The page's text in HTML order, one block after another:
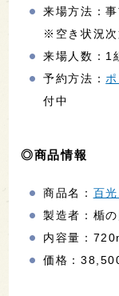
来場方法：
※空き状況次
来場人数：1
予約方法：
付中
◎商品情報
商品名： 百
製造者：楯の
内容量：
価格：